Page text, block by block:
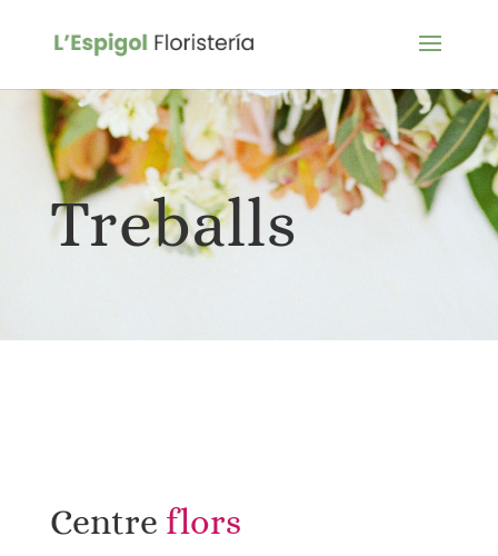
Treballs
Centre flors